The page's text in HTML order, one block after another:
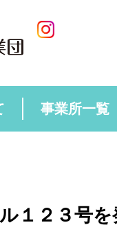
事業所一覧
１２３号